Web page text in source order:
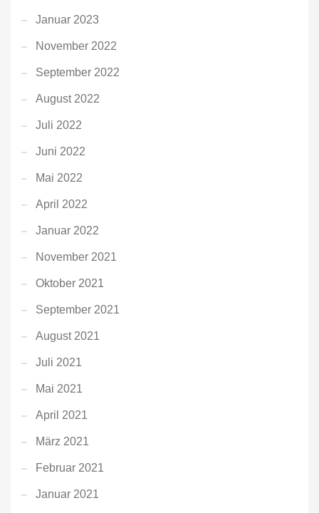
Januar 2023
November 2022
September 2022
August 2022
Juli 2022
Juni 2022
Mai 2022
April 2022
Januar 2022
November 2021
Oktober 2021
September 2021
August 2021
Juli 2021
Mai 2021
April 2021
März 2021
Februar 2021
Januar 2021